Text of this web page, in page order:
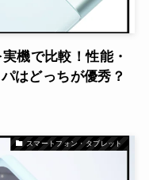
機で比較！性能・
はどっちが優秀？
スマートフォン・タブレット